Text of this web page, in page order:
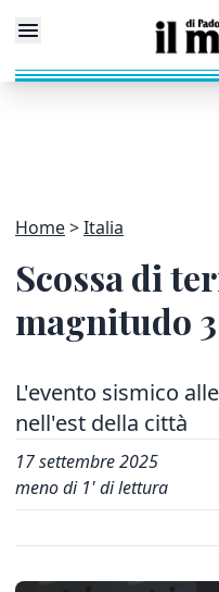
Home Italia
Scossa di
magnitudo
L'evento sismico
nell'est della città
17 settembre 2025
meno di 1' di lettura